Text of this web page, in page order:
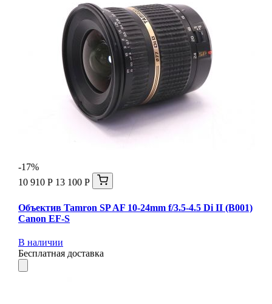
-17%
10 910 Р 13 100 Р
Объектив Tamron SP AF 10-24mm f/3.5-4.5 Di II (B001)
Canon EF-S
В наличии
Бесплатная доставка